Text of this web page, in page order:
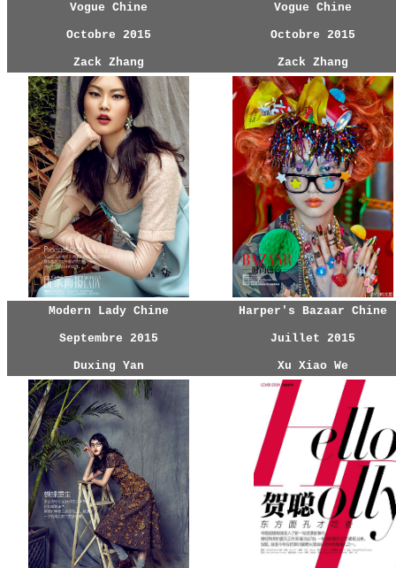
Vogue Chine
Octobre 2015
Zack Zhang
Vogue Chine
Octobre 2015
Zack Zhang
Modern Lady Chine
Septembre 2015
Duxing Yan
Harper's Bazaar Chine
Juillet 2015
Xu Xiao We